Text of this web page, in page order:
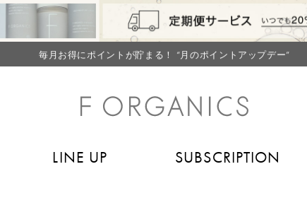
【重要】F ORGANICS Websiteの統合に関するお知らせ
【重要】お盆期間中のお問い合わせと商品配送に関しまして
毎月お得にポイントが貯まる！ “月のポイントアップデー”
【重要】F ORGANICS Websiteの統合に関するお知らせ
毎月お得にポイントが貯まる！ “月のポイントアップデー”
LINE UP SUBSCRIPTION